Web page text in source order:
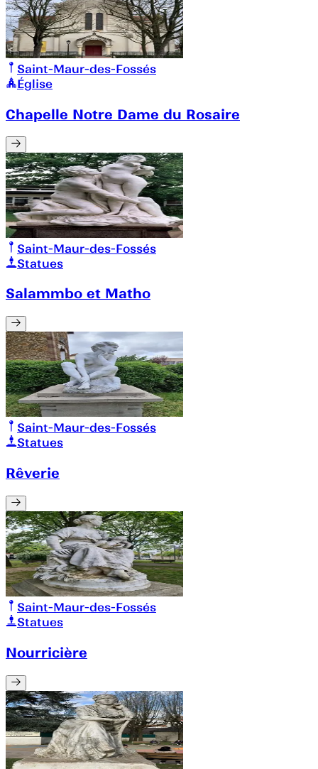
Saint-Maur-des-Fossés
Église
Chapelle Notre Dame du Rosaire
Saint-Maur-des-Fossés
Statues
Salammbo et Matho
Saint-Maur-des-Fossés
Statues
Rêverie
Saint-Maur-des-Fossés
Statues
Nourricière